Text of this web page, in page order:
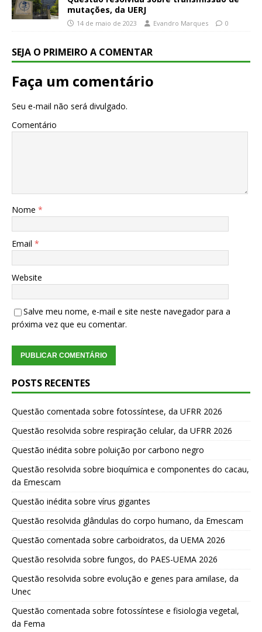
mutações, da UERJ
14 de maio de 2023 Evandro Marques 0
SEJA O PRIMEIRO A COMENTAR
Faça um comentário
Seu e-mail não será divulgado.
Comentário
Nome *
Email *
Website
Salve meu nome, e-mail e site neste navegador para a
próxima vez que eu comentar.
POSTS RECENTES
Questão comentada sobre fotossíntese, da UFRR 2026
Questão resolvida sobre respiração celular, da UFRR 2026
Questão inédita sobre poluição por carbono negro
Questão resolvida sobre bioquímica e componentes do cacau,
da Emescam
Questão inédita sobre vírus gigantes
Questão resolvida glândulas do corpo humano, da Emescam
Questão comentada sobre carboidratos, da UEMA 2026
Questão resolvida sobre fungos, do PAES-UEMA 2026
Questão resolvida sobre evolução e genes para amilase, da
Unec
Questão comentada sobre fotossíntese e fisiologia vegetal,
da Fema